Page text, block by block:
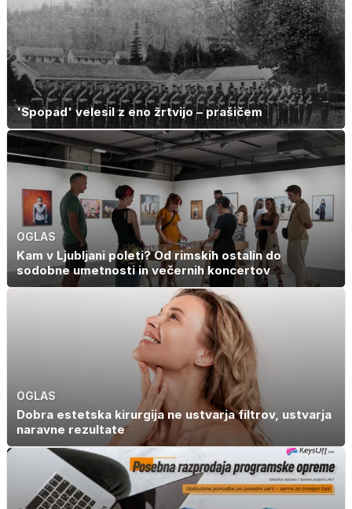
'Spopad' velesil z eno žrtvijo – prašičem
OGLAS
Kam v Ljubljani poleti? Od rimskih ostalin do
sodobne umetnosti in večernih koncertov
OGLAS
Dobra estetska kirurgija ne ustvarja filtrov, ustvarja
naravne rezultate